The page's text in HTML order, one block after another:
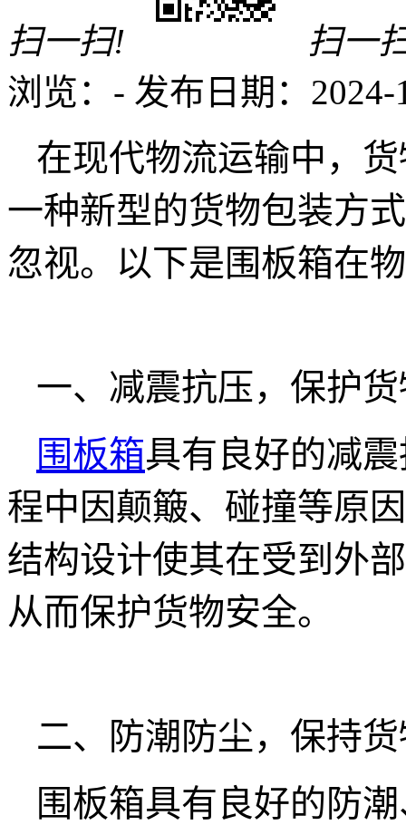
扫一扫!
扫一
浏览： - 发布日期：2024-
在现代物流运输中，
一种新型的货物包装方
忽视。以下是围板箱在
一、减震抗压，保护
围板箱具有良好的减
程中因颠簸、碰撞等原
结构设计使其在受到外
从而保护货物安全。
二、防潮防尘，保持
围板箱具有良好的防